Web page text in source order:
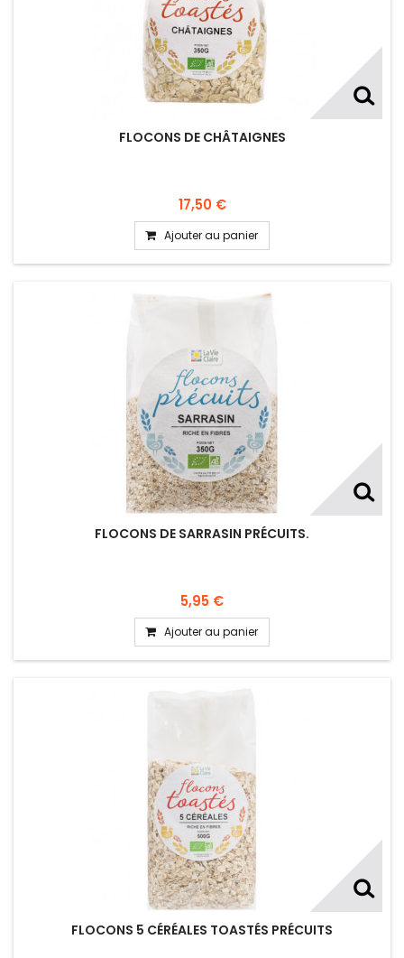
FLOCONS DE CHÂTAIGNES
17,50 €
Ajouter au panier
FLOCONS DE SARRASIN PRÉCUITS.
5,95 €
Ajouter au panier
FLOCONS 5 CÉRÉALES TOASTÉS PRÉCUITS